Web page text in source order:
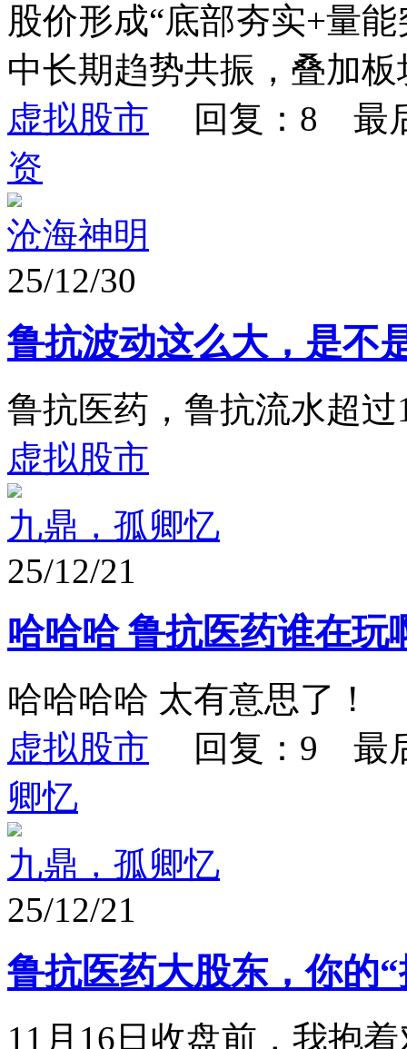
股价形成“底部夯实+量
中长期趋势共振，叠加
虚拟股市 回复：8 最
资
沧海神明
25/12/30
鲁抗波动这么大，是不
鲁抗医药，鲁抗流水超
虚拟股市
九鼎，孤卿忆
25/12/21
哈哈哈 鲁抗医药谁在玩
哈哈哈哈 太有意思了！
虚拟股市 回复：9 最
卿忆
九鼎，孤卿忆
25/12/21
鲁抗医药大股东，你的
11月16日收盘前，我抱